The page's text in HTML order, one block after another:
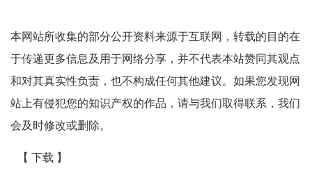
本网站所收集的部分公开资料来源于互联网，转载的目的在
于传递更多信息及用于网络分享，并不代表本站赞同其观点
和对其真实性负责，也不构成任何其他建议。如果您发现网
站上有侵犯您的知识产权的作品，请与我们取得联系，我们
会及时修改或删除。
【 下载 】